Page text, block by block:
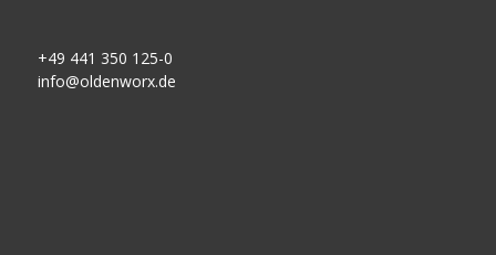
+49 441 350 125-0
info@oldenworx.de